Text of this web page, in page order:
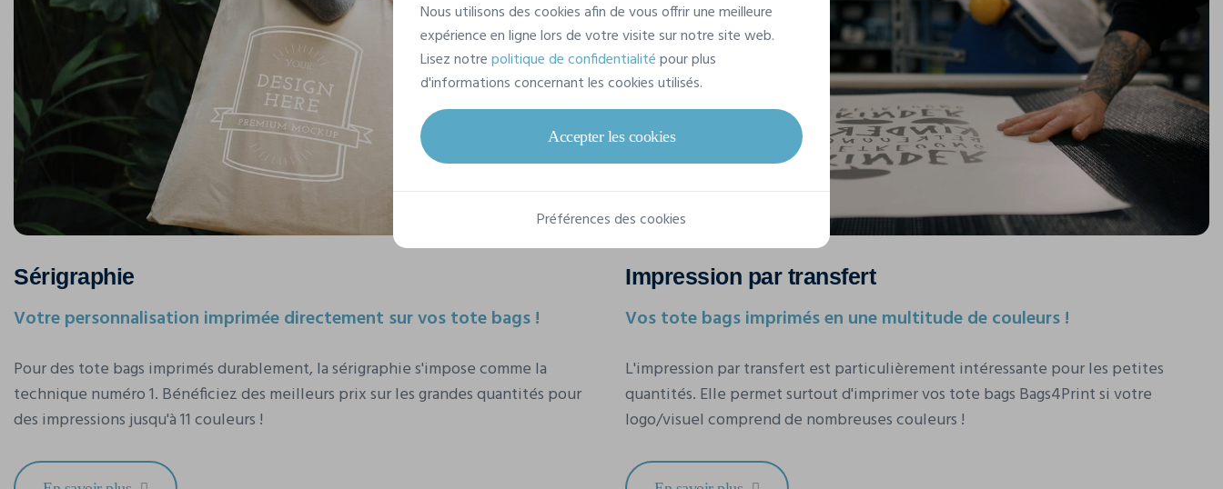
Sérigraphie
Votre personnalisation imprimée directement sur vos tote bags !
Pour des tote bags imprimés durablement, la sérigraphie s'impose comme la
technique numéro 1. Bénéficiez des meilleurs prix sur les grandes quantités pour
des impressions jusqu'à 11 couleurs !
Impression par transfert
Vos tote bags imprimés en une multitude de couleurs !
L'impression par transfert est particulièrement intéressante pour les petites
quantités. Elle permet surtout d'imprimer vos tote bags Bags4Print si votre
logo/visuel comprend de nombreuses couleurs !
Nous utilisons des cookies afin de vous offrir une meilleure
expérience en ligne lors de votre visite sur notre site web.
Lisez notrepolitique de confidentialitépour plus
d'informations concernant les cookies utilisés.
Accepter les cookies
Préférences des cookies